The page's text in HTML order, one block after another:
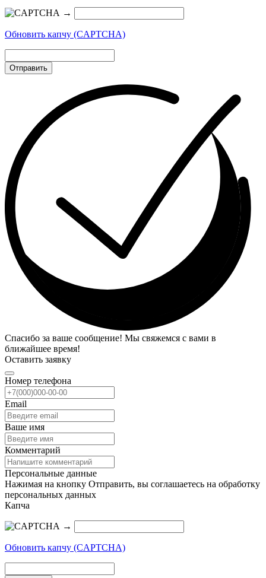
→
Обновить капчу (CAPTCHA)
Отправить
Спасибо за ваше сообщение! Мы свяжемся с вами в
ближайшее время!
Оставить заявку
Номер телефона
Email
Ваше имя
Комментарий
Персональные данные
Нажимая на кнопку Отправить, вы соглашаетесь на обработку
персональных данных
Капча
→
Обновить капчу (CAPTCHA)